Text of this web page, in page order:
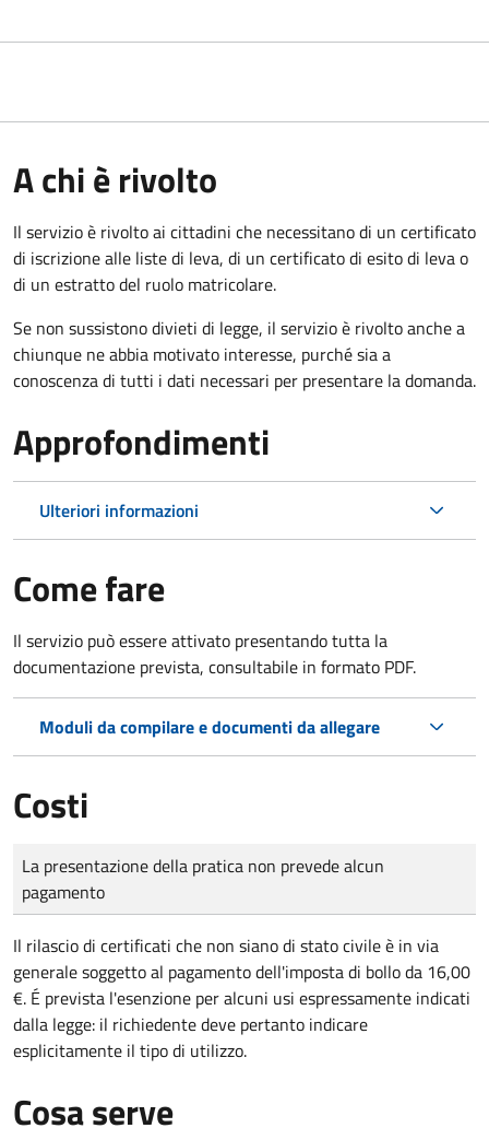
A chi è rivolto
Il servizio è rivolto ai cittadini che necessitano di un certificato
di iscrizione alle liste di leva, di un certificato di esito di leva o
di un estratto del ruolo matricolare.
Se non sussistono divieti di legge, il servizio è rivolto anche a
chiunque ne abbia motivato interesse, purché sia a
conoscenza di tutti i dati necessari per presentare la domanda.
Approfondimenti
Ulteriori informazioni
Come fare
Il servizio può essere attivato presentando tutta la
documentazione prevista, consultabile in formato PDF.
Moduli da compilare e documenti da allegare
Costi
Tipo di pagamento
Importo
La presentazione della pratica non prevede alcun
pagamento
Il rilascio di certificati che non siano di stato civile è in via
generale soggetto al pagamento dell'imposta di bollo da 16,00
€. É prevista l'esenzione per alcuni usi espressamente indicati
dalla legge: il richiedente deve pertanto indicare
esplicitamente il tipo di utilizzo.
Cosa serve